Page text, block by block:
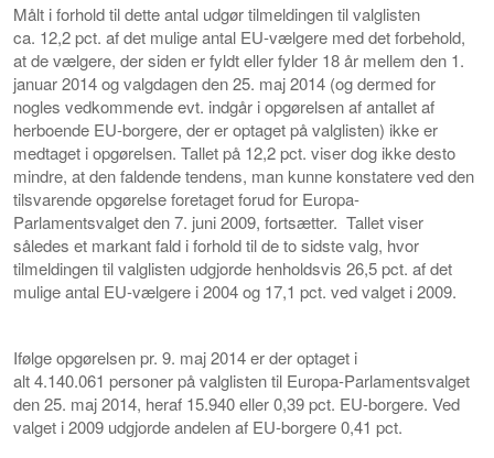
Målt i forhold til dette antal udgør tilmeldingen til valglisten
ca. 12,2 pct. af det mulige antal EU-vælgere med det forbehold,
at de vælgere, der siden er fyldt eller fylder 18 år mellem den 1.
januar 2014 og valgdagen den 25. maj 2014 (og dermed for
nogles vedkommende evt. indgår i opgørelsen af antallet af
herboende EU-borgere, der er optaget på valglisten) ikke er
medtaget i opgørelsen. Tallet på 12,2 pct. viser dog ikke desto
mindre, at den faldende tendens, man kunne konstatere ved den
tilsvarende opgørelse foretaget forud for Europa-
Parlamentsvalget den 7. juni 2009, fortsætter. Tallet viser
således et markant fald i forhold til de to sidste valg, hvor
tilmeldingen til valglisten udgjorde henholdsvis 26,5 pct. af det
mulige antal EU-vælgere i 2004 og 17,1 pct. ved valget i 2009.
Ifølge opgørelsen pr. 9. maj 2014 er der optaget i
alt 4.140.061 personer på valglisten til Europa-Parlamentsvalget
den 25. maj 2014, heraf 15.940 eller 0,39 pct. EU-borgere. Ved
valget i 2009 udgjorde andelen af EU-borgere 0,41 pct.